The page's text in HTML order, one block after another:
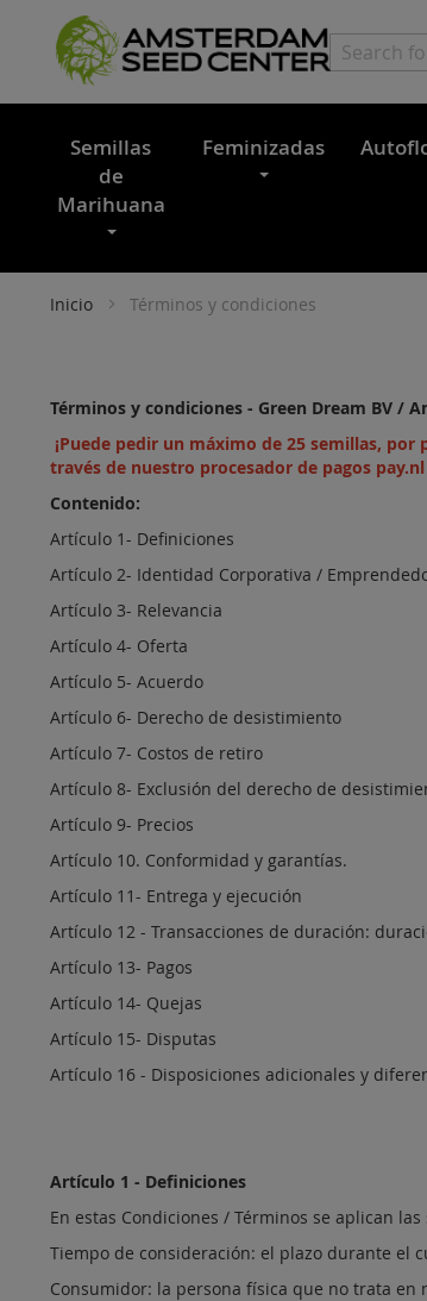
Semillas
de
Marihuana
Feminizadas
Inicio Términos y condiciones
Términos y condiciones - Green Dream BV /
¡Puede pedir un máximo de 25 semillas,
través de nuestro procesador de pagos pay.nl
Contenido:
Artículo 1- Definiciones
Artículo 2- Identidad Corporativa /
Artículo 3- Relevancia
Artículo 4- Oferta
Artículo 5- Acuerdo
Artículo 6- Derecho de desistimiento
Artículo 7- Costos de retiro
Artículo 8- Exclusión del derecho de
Artículo 9- Precios
Artículo 10. Conformidad y garantías.
Artículo 11- Entrega y ejecución
Artículo 12 - Transacciones de duración:
Artículo 13- Pagos
Artículo 14- Quejas
Artículo 15- Disputas
Artículo 16 - Disposiciones adicionales y
Artículo 1 - Definiciones
En estas Condiciones / Términos se aplican
Tiempo de consideración: el plazo durante el
Consumidor: la persona física que no trata